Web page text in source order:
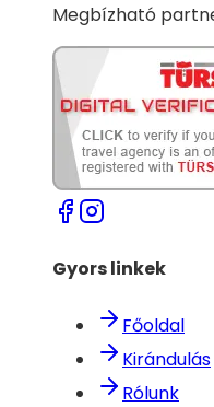
Megbízható
Gyors linkek
Főoldal
Kirándulás
Rólunk